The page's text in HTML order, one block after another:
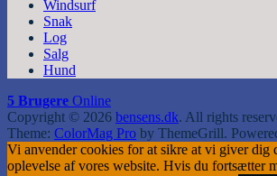
Windsurf
Snak
Log
Salg
Hund
5 Brugere Online
Copyright © 2026 bensens.dk. All rights
Theme: ColorMag Pro by ThemeGrill.
Vi anvender cookies for at sikre at vi giver dig
oplevelse af vores website. Hvis du fortsætter